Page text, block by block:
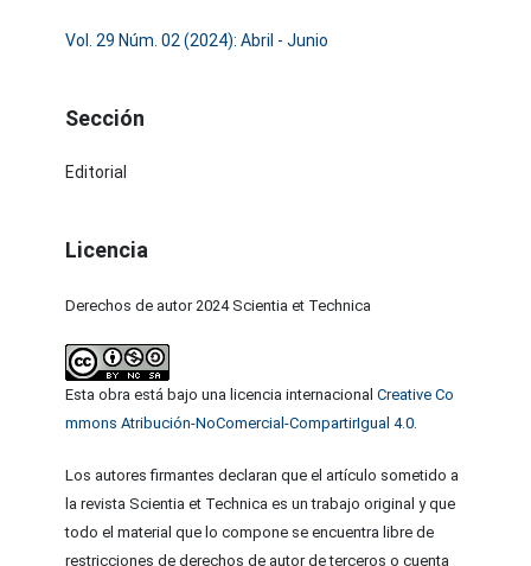
Vol. 29 Núm. 02 (2024): Abril - Junio
Sección
Editorial
Licencia
Derechos de autor 2024 Scientia et Technica
Esta obra está bajo una licencia internacionalCreative Co
mmons Atribución-NoComercial-CompartirIgual 4.0.
Los autores firmantes declaran que el artículo sometido a
la revista Scientia et Technica es un trabajo original y que
todo el material que lo compone se encuentra libre de
restricciones de derechos de autor de terceros o cuenta